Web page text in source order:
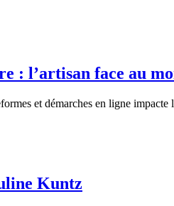
: l’artisan face au
et démarches en ligne impacte
Kuntz